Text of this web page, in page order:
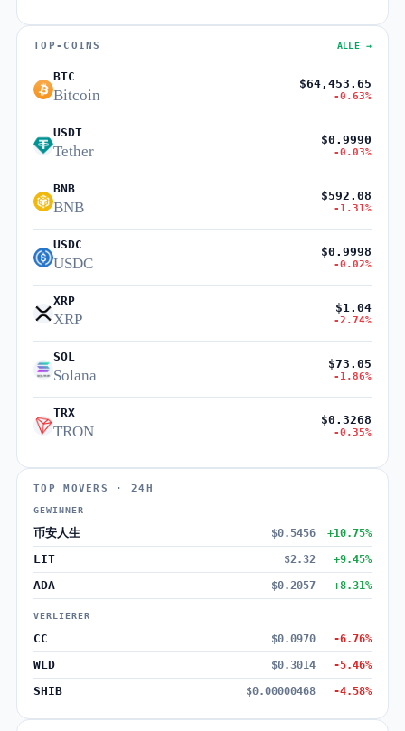
TOP-COINS ALLE →
BTC
Bitcoin
$64,453.65
-0.63%
USDT
Tether
$0.9990
-0.03%
BNB
BNB
$592.08
-1.31%
USDC
USDC
$0.9998
-0.02%
XRP
XRP
$1.04
-2.74%
SOL
Solana
$73.05
-1.86%
TRX
TRON
$0.3268
-0.35%
TOP MOVERS · 24H
GEWINNER
币安人生 $0.5456 +10.75%
LIT $2.32 +9.45%
ADA $0.2057 +8.31%
VERLIERER
CC $0.0970 -6.76%
WLD $0.3014 -5.46%
SHIB $0.00000468 -4.58%